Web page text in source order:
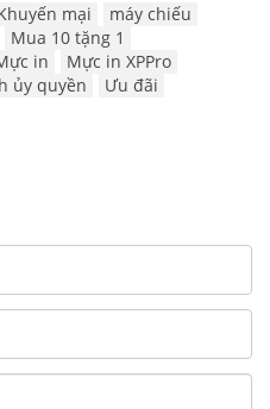
mại
máy chiếu
Mua 10 tặng 1
in
Mực in XPPro
ủy quyền
Ưu đãi